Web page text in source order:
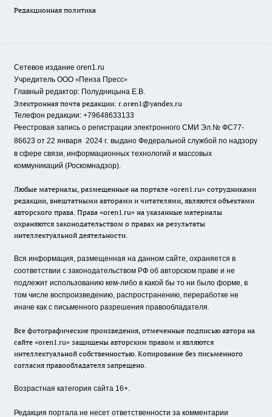
Редакционная политика
Сетевое издание oren1.ru
Учредитель ООО «Пенза Пресс»
Главный редактор: Полудницына Е.В.
Электронная почта редакции: r.oren1@yandex.ru
Телефон редакции: +79648633133
Реестровая запись о регистрации электронного СМИ Эл.№ ФС77-
86623 от 22 января 2024 г. выдано Федеральной службой по надзору
в сфере связи, информационных технологий и массовых
коммуникаций (Роскомнадзор).
Любые материалы, размещенные на портале «oren1.ru» сотрудниками
редакции, внештатными авторами и читателями, являются объектами
авторского права. Права «oren1.ru» на указанные материалы
охраняются законодательством о правах на результаты
интеллектуальной деятельности.
Вся информация, размещенная на данном сайте, охраняется в
соответствии с законодательством РФ об авторском праве и не
подлежит использованию кем-либо в какой бы то ни было форме, в
том числе воспроизведению, распространению, переработке не
иначе как с письменного разрешения правообладателя.
Все фотографические произведения, отмеченные подписью автора на
сайте «oren1.ru» защищены авторским правом и являются
интеллектуальной собственностью. Копирование без письменного
согласия правообладателя запрещено.
Возрастная категория сайта 16+.
Редакция портала не несет ответственности за комментарии